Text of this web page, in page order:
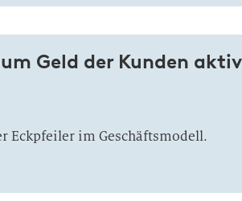
Geld der Kunden aktiv
Eckpfeiler im Geschäftsmodell.